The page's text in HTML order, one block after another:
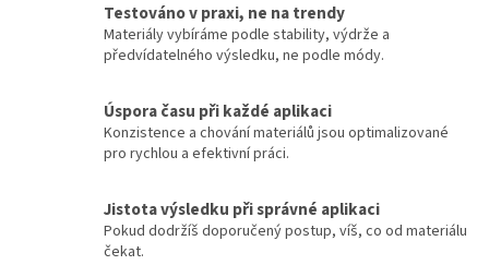
Testováno v praxi, ne na trendy
Materiály vybíráme podle stability, výdrže a
předvídatelného výsledku, ne podle módy.
Úspora času při každé aplikaci
Konzistence a chování materiálů jsou optimalizované
pro rychlou a efektivní práci.
Jistota výsledku při správné aplikaci
Pokud dodržíš doporučený postup, víš, co od materiálu
čekat.